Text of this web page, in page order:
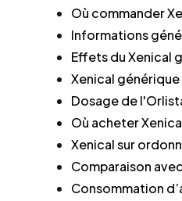
Où commander
Informations
Effets du Xenical
Xenical générique
Dosage de
Où acheter
Xenical sur
Comparaison
Consommation